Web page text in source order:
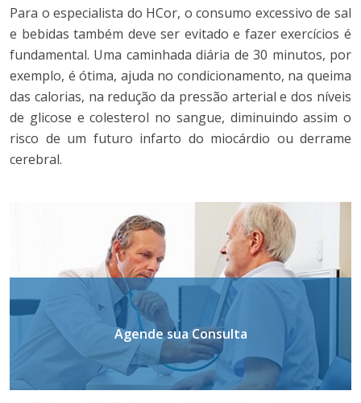
Para o especialista do HCor, o consumo excessivo de sal
e bebidas também deve ser evitado e fazer exercícios é
fundamental. Uma caminhada diária de 30 minutos, por
exemplo, é ótima, ajuda no condicionamento, na queima
das calorias, na redução da pressão arterial e dos níveis
de glicose e colesterol no sangue, diminuindo assim o
risco de um futuro infarto do miocárdio ou derrame
cerebral.
Agende sua Consulta